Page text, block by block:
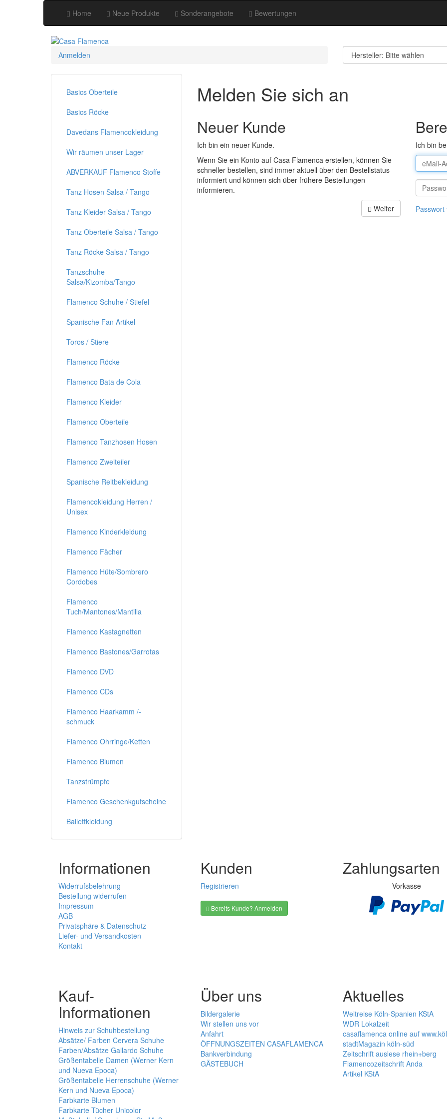
Home Neue Produkte Sonderangebote Bewertungen
Anmelden
Melden Sie sich an
Neuer Kunde
Ich bin ein neuer Kunde.
Wenn Sie ein Konto auf Casa Flamenca erstellen, können Sie
schneller bestellen, sind immer aktuell über den Bestellstatus
informiert und können sich über frühere Bestellungen
informieren.
Weiter
Ich bin
Basics Oberteile
Basics Röcke
Davedans Flamencokleidung
Wir räumen unser Lager
ABVERKAUF Flamenco Stoffe
Tanz Hosen Salsa / Tango
Tanz Kleider Salsa / Tango
Tanz Oberteile Salsa / Tango
Tanz Röcke Salsa / Tango
Tanzschuhe
Salsa/Kizomba/Tango
Flamenco Schuhe / Stiefel
Spanische Fan Artikel
Toros / Stiere
Flamenco Röcke
Flamenco Bata de Cola
Flamenco Kleider
Flamenco Oberteile
Flamenco Tanzhosen Hosen
Flamenco Zweiteiler
Spanische Reitbekleidung
Flamencokleidung Herren /
Unisex
Flamenco Kinderkleidung
Flamenco Fächer
Flamenco Hüte/Sombrero
Cordobes
Flamenco
Tuch/Mantones/Mantilla
Flamenco Kastagnetten
Flamenco Bastones/Garrotas
Flamenco DVD
Flamenco CDs
Flamenco Haarkamm /-
schmuck
Flamenco Ohrringe/Ketten
Flamenco Blumen
Tanzstrümpfe
Flamenco Geschenkgutscheine
Ballettkleidung
Informationen
Widerrufsbelehrung
Bestellung widerrufen
Impressum
AGB
Privatsphäre & Datenschutz
Liefer- und Versandkosten
Kontakt
Kunden
Registrieren
Bereits Kunde? Anmelden
Zahlungsarten
Vorkasse
Kauf-
Informationen
Hinweis zur Schuhbestellung
Absätze/ Farben Cervera Schuhe
Farben/Absätze Gallardo Schuhe
Größentabelle Damen (Werner Kern
und Nueva Epoca)
Größentabelle Herrenschuhe (Werner
Kern und Nueva Epoca)
Farbkarte Blumen
Farbkarte Tücher Unicolor
Über uns
Bildergalerie
Wir stellen uns vor
Anfahrt
ÖFFNUNGSZEITEN CASAFLAMENCA
Bankverbindung
GÄSTEBUCH
Aktuelles
Weltreise Köln-Spanien KStA
WDR Lokalzeit
casaflamenca online auf
stadtMagazin köln-süd
Zeitschrift auslese rhein+berg
Flamencozeitschrift Anda
Artikel KStA